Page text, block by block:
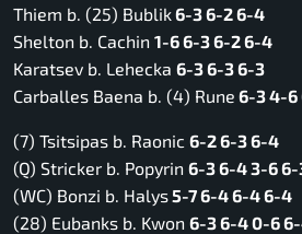
Thiem b. (25) Bublik6-3 6-2 6-4
Shelton b. Cachin 1-6 6-3 6-2 6-4
Karatsev b. Lehecka 6-3 6-3 6-3
Carballes Baena b. (4) Rune 6-3 4-6
(7) Tsitsipas b. Raonic 6-2 6-3 6-4
(Q) Stricker b. Popyrin 6-3 6-4 3-6 6-
(WC) Bonzi b. Halys 5-7 6-4 6-4 6-4
(28) Eubanks b. Kwon 6-3 6-4 0-6